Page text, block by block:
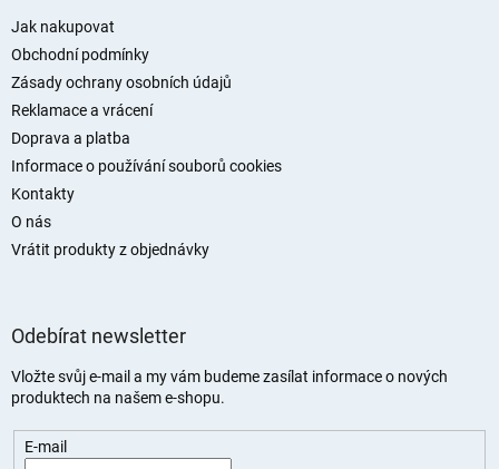
Jak nakupovat
Obchodní podmínky
Zásady ochrany osobních údajů
Reklamace a vrácení
Doprava a platba
Informace o používání souborů cookies
Kontakty
O nás
Vrátit produkty z objednávky
Odebírat newsletter
Vložte svůj e-mail a my vám budeme zasílat informace o nových
produktech na našem e-shopu.
E-mail